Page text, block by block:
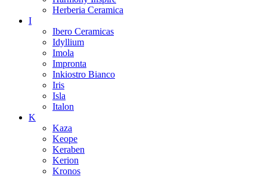
Herberia Ceramica
I
Ibero Ceramicas
Idyllium
Imola
Impronta
Inkiostro Bianco
Iris
Isla
Italon
K
Kaza
Keope
Keraben
Kerion
Kronos